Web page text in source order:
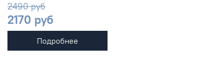
2490 руб
2170 руб
Подробнее